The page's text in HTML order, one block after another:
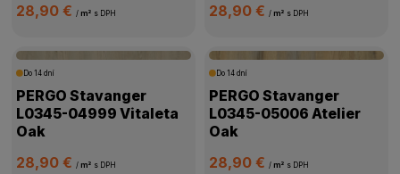
28,90 €/ m² s DPH 28,90 € / m² s DPH
Do 14 dní
PERGO Stavanger
L0345-04999 Vitaleta
Oak
28,90 €/ m² s DPH
Do 14 dní
PERGO Stavanger
L0345-05006 Atelier
Oak
28,90 € / m² s DPH